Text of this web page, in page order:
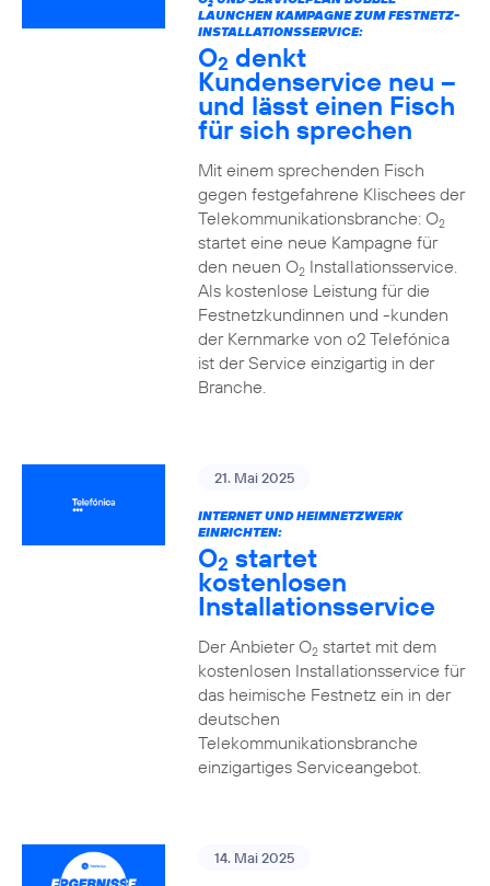
2
LAUNCHEN KAMPAGNE ZUM FESTNETZ-
INSTALLATIONSSERVICE:
O2 denkt
Kundenservice neu –
und lässt einen Fisch
für sich sprechen
Mit einem sprechenden Fisch
gegen festgefahrene Klischees der
Telekommunikationsbranche: O2
startet eine neue Kampagne für
den neuen O2Installationsservice.
Als kostenlose Leistung für die
Festnetzkundinnen und -kunden
der Kernmarke von o2 Telefónica
ist der Service einzigartig in der
Branche.
21. Mai 2025
INTERNET UND HEIMNETZWERK
EINRICHTEN:
O2 startet
kostenlosen
Installationsservice
Der Anbieter O2startet mit dem
kostenlosen Installationsservice für
das heimische Festnetz ein in der
deutschen
Telekommunikationsbranche
einzigartiges Serviceangebot.
14. Mai 2025